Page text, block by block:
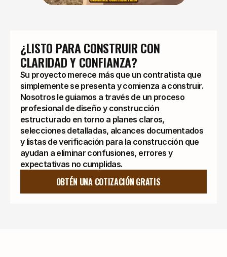
¿LISTO PARA CONSTRUIR CON
CLARIDAD Y CONFIANZA?
Su proyecto merece más que un contratista que
simplemente se presenta y comienza a construir.
Nosotros le guiamos a través de un proceso
profesional de diseño y construcción
estructurado en torno a planes claros,
selecciones detalladas, alcances documentados
y listas de verificación para la construcción que
ayudan a eliminar confusiones, errores y
expectativas no cumplidas.
OBTÉN UNA COTIZACIÓN GRATIS